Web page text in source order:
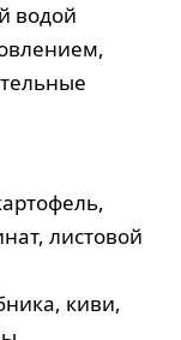
водой
листовой
киви,